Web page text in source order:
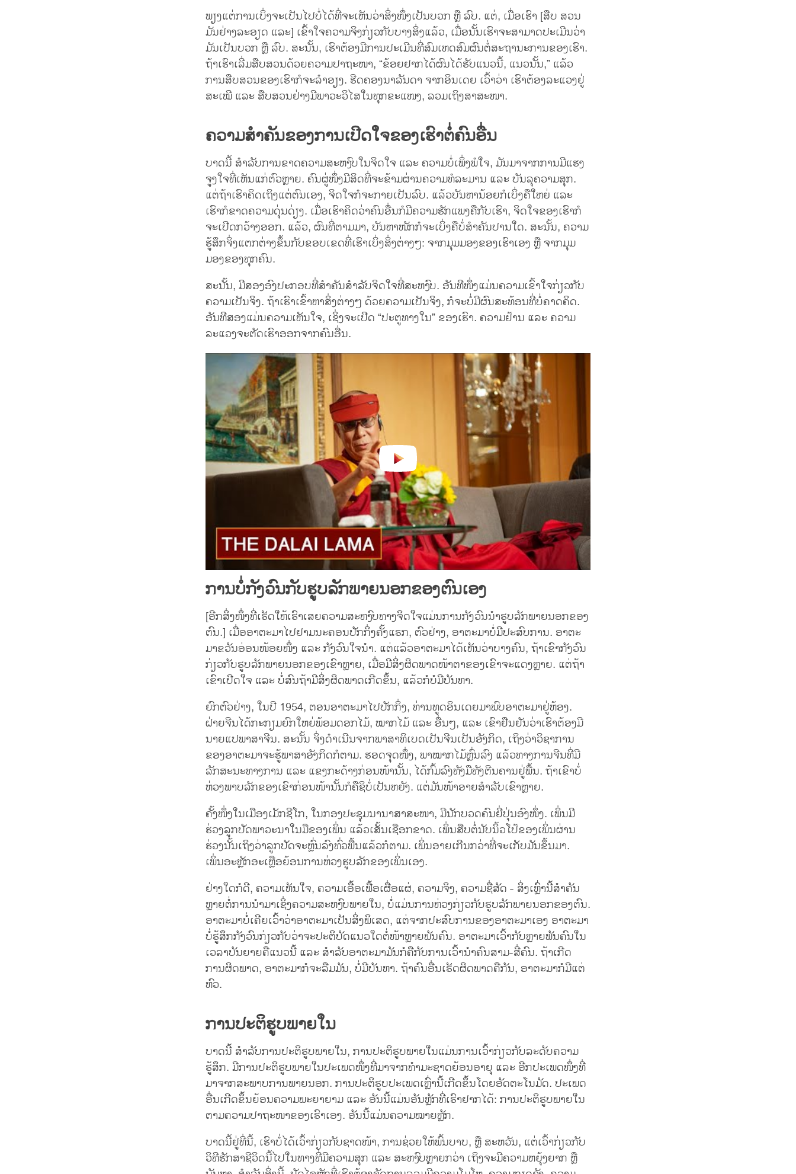
ພຽງແຕ່ການເບິ່ງຈະເປັນໄປບໍ່ໄດ້ທີ່ຈະເຫັນວ່າສິ່ງໜຶ່ງເປັນບວກ ຫຼື ລົບ. ແຕ່, ເມື່ອເຮົາ [ສືບ ສວນ
ມັນຢ່າງລະອຽດ ແລະ] ເຂົ້າໃຈຄວາມຈິງກ່ຽວກັບບາງສິ່ງແລ້ວ, ເມື່ອນັ້ນເຮົາຈະສາມາດປະເມີນວ່າ
ມັນເປັນບວກ ຫຼື ລົບ. ສະນັ້ນ, ເຮົາຕ້ອງມີການປະເມີນທີ່ສົມເຫດສົມຜົນຕໍ່ສະຖານະການຂອງເຮົາ.
ຖ້າເຮົາເລີ່ມສືບສວນດ້ວຍຄວາມປາຖະໜາ, “ຂ້ອຍຢາກໄດ້ຜົນໄດ້ຮັບແນວນີ້, ແນວນັ້ນ,” ແລ້ວ
ການສືບສວນຂອງເຮົາກໍຈະລຳອຽງ. ຮີດຄອງນາລັນດາ ຈາກອິນເດຍ ເວົ້າວ່າ ເຮົາຕ້ອງລະແວງຢູ່
ສະເໝີ ແລະ ສືບສວນຢ່າງມີພາວະວິໄສໃນທຸກຂະແໜງ, ລວມເຖິງສາສະໜາ.
ຄວາມສຳຄັນຂອງການເປີດໃຈຂອງເຮົາຕໍ່ຄົນອື່ນ
ບາດນີ້ ສຳລັບການຂາດຄວາມສະຫງົບໃນຈິດໃຈ ແລະ ຄວາມບໍ່ເພິ່ງພໍໃຈ, ມັນມາຈາກການມີແຮງ
ຈູງໃຈທີ່ເຫັນແກ່ຕົວຫຼາຍ. ຄົນຜູ່ໜຶ່ງມີສິດທີ່ຈະຂ້າມຜ່ານຄວາມທໍລະມານ ແລະ ບັນລຸຄວາມສຸກ.
ແຕ່ຖ້າເຮົາຄິດເຖິງແຕ່ຕົນເອງ, ຈິດໃຈກໍຈະກາຍເປັນລົບ. ແລ້ວບັນຫານ້ອຍກໍເບິ່ງຄືໃຫຍ່ ແລະ
ເຮົາກໍຂາດຄວາມດຸ່ນດ່ຽງ. ເມື່ອເຮົາຄິດວ່າຄົນອື່ນກໍມີຄວາມຮັກແພງຄືກັບເຮົາ, ຈິດໃຈຂອງເຮົາກໍ
ຈະເປີດກວ້າງອອກ. ແລ້ວ, ຜົນທີ່ຕາມມາ, ບັນຫາໜັກກໍຈະເບິ່ງຄືບໍ່ສຳຄັນປານໃດ. ສະນັ້ນ, ຄວາມ
ຮູ້ສຶກຈິ່ງແຕກຕ່າງຂຶ້ນກັບຂອບເຂດທີ່ເຮົາເບິ່ງສິ່ງຕ່າງໆ: ຈາກມຸມມອງຂອງເຮົາເອງ ຫຼື ຈາກມຸມ
ມອງຂອງທຸກຄົນ.
ສະນັ້ນ, ມີສອງອົງປະກອບທີ່ສຳຄັນສຳລັບຈິດໃຈທີ່ສະຫງົບ. ອັນທີໜຶ່ງແມ່ນຄວາມເຂົ້າໃຈກ່ຽວກັບ
ຄວາມເປັນຈິງ. ຖ້າເຮົາເຂົ້າຫາສິ່ງຕ່າງໆ ດ້ວຍຄວາມເປັນຈິງ, ກໍຈະບໍ່ມີຜົນສະທ້ອນທີ່ບໍ່ຄາດຄິດ.
ອັນທີສອງແມ່ນຄວາມເຫັນໃຈ, ເຊິ່ງຈະເປີດ “ປະຕູທາງໃນ” ຂອງເຮົາ. ຄວາມຢ້ານ ແລະ ຄວາມ
ລະແວງຈະຕັດເຮົາອອກຈາກຄົນອື່ນ.
ການບໍ່ກັງວົນກັບຮູບລັກພາຍນອກຂອງຕົນເອງ
[ອີກສິ່ງໜຶ່ງທີ່ເຮັດໃຫ້ເຮົາເສຍຄວາມສະຫງົບທາງຈິດໃຈແມ່ນການກັງວົນນຳຮູບລັກພາຍນອກຂອງ
ຕົນ.] ເມື່ອອາຕະມາໄປຢາມນະຄອນປັກກິ່ງຄັ້ງແຣກ, ຕົວຢ່າງ, ອາຕະມາບໍ່ມີປະສົບການ. ອາຕະ
ມາຂວັນອ່ອນໜ້ອຍໜຶ່ງ ແລະ ກັງວົນໃຈນຳ. ແຕ່ແລ້ວອາຕະມາໄດ້ເຫັນວ່າບາງຄົນ, ຖ້າເຂົາກັງວົນ
ກ່ຽວກັບຮູບລັກພາຍນອກຂອງເຂົາຫຼາຍ, ເມື່ອມີສິ່ງຜິດພາດໜ້າຕາຂອງເຂົາຈະແດງຫຼາຍ. ແຕ່ຖ້າ
ເຂົາເປີດໃຈ ແລະ ບໍ່ສົນຖ້າມີສິ່ງຜິດພາດເກີດຂຶ້ນ, ແລ້ວກໍບໍມີບັນຫາ.
ຍົກຕົວຢ່າງ, ໃນປີ 1954, ຕອນອາຕະມາໄປປັກກິ່ງ, ທ່ານທູດອິນເດຍມາພົບອາຕະມາຢູ່ຫ້ອງ.
ຝ່າຍຈີນໄດ້ກະກຽມຍົກໃຫຍ່ພ້ອມດອກໄມ້, ໝາກໄມ້ ແລະ ອື່ນໆ, ແລະ ເຂົາຢືນຢັນວ່າເຮົາຕ້ອງມີ
ນາຍແປພາສາຈີນ. ສະນັ້ນ ຈິ່ງດຳເນີນຈາກພາສາທິເບດເປັນຈີນເປັນອັງກິດ, ເຖິງວ່າວິຊາການ
ຂອງອາຕະມາຈະຮູ້ພາສາອັງກິດກໍຕາມ. ຮອດຈຸດໜຶ່ງ, ພາໝາກໄມ້ຫຼົ່ນລົງ ແລ້ວທາງການຈີນທີ່ມີ
ລັກສະນະທາງການ ແລະ ແຂງກະດ້າງກ່ອນໜ້ານັ້ນ, ໄດ້ກົ້ມລົງທັງມືທັງຕີນຄານຢູ່ພື້ນ. ຖ້າເຂົາບໍ່
ຫ່ວງພາບລັກຂອງເຂົາກ່ອນໜ້ານັ້ນກໍຄືຊິບໍ່ເປັນຫຍັງ. ແຕ່ມັນໜ້າອາຍສຳລັບເຂົາຫຼາຍ.
ຄັ້ງໜຶ່ງໃນເມືອງເມັກຊີໂກ, ໃນກອງປະຊຸມນານາສາສະໜາ, ມີນັກບວດຄົນຍີ່ປຸ່ນອົງໜຶ່ງ. ເພິ່ນມີ
ຮ່ວງລູກປັດພາວະນາໃນມືຂອງເພິ່ນ ແລ້ວເສັ້ນເຊືອກຂາດ. ເພິ່ນສືບຕໍ່ນັບນິ້ວໂປ້ຂອງເພິ່ນຜ່ານ
ຮ່ວງນັ້ນເຖິງວ່າລູກປັດຈະຫຼົ່ນລົງທົ່ວພື້ນແລ້ວກໍຕາມ. ເພິ່ນອາຍເກີນກວ່າທີ່ຈະເກັບມັນຂຶ້ນມາ.
ເພິ່ນອະຫຼັກອະເຫຼືອຍ້ອນການຫ່ວງຮູບລັກຂອງເພິ່ນເອງ.
ຢ່າງໃດກໍດີ, ຄວາມເຫັນໃຈ, ຄວາມເອື້ອເຟື້ອເຜື່ອແຜ່, ຄວາມຈິງ, ຄວາມຊື່ສັດ - ສິ່ງເຫຼົ່ານີ້ສຳຄັນ
ຫຼາຍຕໍ່ການນຳມາເຊິ່ງຄວາມສະຫງົບພາຍໃນ, ບໍ່ແມ່ນການຫ່ວງກ່ຽວກັບຮູບລັກພາຍນອກຂອງຕົນ.
ອາຕະມາບໍ່ເຄີຍເວົ້າວ່າອາຕະມາເປັນສິ່ງພິເສດ, ແຕ່ຈາກປະສົບການຂອງອາຕະມາເອງ ອາຕະມາ
ບໍ່ຮູ້ສຶກກັງວົນກ່ຽວກັບວ່າຈະປະຕິບັດແນວໃດຕໍ່ໜ້າຫຼາຍພັນຄົນ. ອາຕະມາເວົ້າກັບຫຼາຍພັນຄົນໃນ
ເວລາບັນຍາຍຄືແນວນີ້ ແລະ ສຳລັບອາຕະມາມັນກໍຄືກັບການເວົ້ານຳຄົນສາມ-ສີ່ຄົນ. ຖ້າເກີດ
ການຜິດພາດ, ອາຕະມາກໍຈະລືມມັນ, ບໍ່ມີບັນຫາ. ຖ້າຄົນອື່ນເຮັດຜິດພາດຄືກັນ, ອາຕະມາກໍມີແຕ່
ຫົວ.
ການປະຕິຮູບພາຍໃນ
ບາດນີ້ ສຳລັບການປະຕິຮູບພາຍໃນ, ການປະຕິຮູບພາຍໃນແມ່ນການເວົ້າກ່ຽວກັບລະດັບຄວາມ
ຮູ້ສຶກ. ມີການປະຕິຮູບພາຍໃນປະເພດໜຶ່ງທີ່ມາຈາກທຳມະຊາດຍ້ອນອາຍຸ ແລະ ອີກປະເພດໜຶ່ງທີ່
ມາຈາກສະພາບການພາຍນອກ. ການປະຕິຮູບປະເພດເຫຼົ່ານີ້ເກີດຂຶ້ນໂດຍອັດຕະໂນມັດ. ປະເພດ
ອື່ນເກີດຂຶ້ນຍ້ອນຄວາມພະຍາຍາມ ແລະ ອັນນີ້ແມ່ນອັນຫຼັກທີ່ເຮົາຢາກໄດ້: ການປະຕິຮູບພາຍໃນ
ຕາມຄວາມປາຖະໜາຂອງເຮົາເອງ. ອັນນີ້ແມ່ນຄວາມໝາຍຫຼັກ.
ບາດນີ້ຢູ່ທີ່ນີ້, ເຮົາບໍ່ໄດ້ເວົ້າກ່ຽວກັບຊາດໜ້າ, ການຊ່ວຍໃຫ້ພົ້ນບາບ, ຫຼື ສະຫວັນ, ແຕ່ເວົ້າກ່ຽວກັບ
ວິທີຮັກສາຊີວິດນີ້ໄປໃນທາງທີ່ມີຄວາມສຸກ ແລະ ສະຫງົບຫຼາຍກວ່າ ເຖິງຈະມີຄວາມຫຍຸ້ງຍາກ ຫຼື